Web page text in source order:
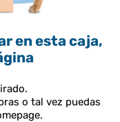
en esta caja,
o tal vez puedas